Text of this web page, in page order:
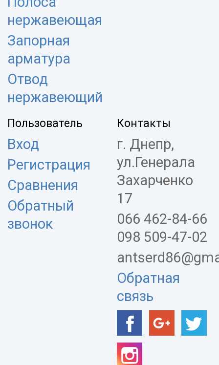
нержавеющая
Запорная
арматура
Отвод
нержавеющий
Пользователь
Вход
Регистрация
Сравнения
Обратный
звонок
Контакты
г. Днепр,
ул.Генерала
Захарченко
17
066 462-84-66
098 509-47-02
Обратная
связь